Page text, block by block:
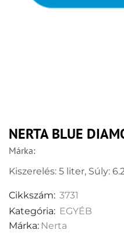
NERTA BLUE
Márka:
Kiszerelés: 5 liter, Súly:
Cikkszám: 3731
Kategória: EGYÉB
Márka: Nerta